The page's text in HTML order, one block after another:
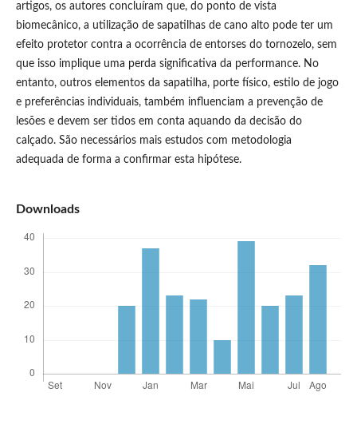
artigos, os autores concluíram que, do ponto de vista
biomecânico, a utilização de sapatilhas de cano alto pode ter um
efeito protetor contra a ocorrência de entorses do tornozelo, sem
que isso implique uma perda significativa da performance. No
entanto, outros elementos da sapatilha, porte físico, estilo de jogo
e preferências individuais, também influenciam a prevenção de
lesões e devem ser tidos em conta aquando da decisão do
calçado. São necessários mais estudos com metodologia
adequada de forma a confirmar esta hipótese.
Downloads